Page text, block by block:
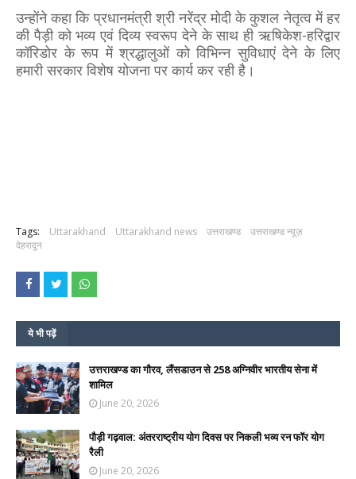
उन्होंने कहा कि प्रधानमंत्री श्री नरेंद्र मोदी के कुशल नेतृत्व में हर
की पैड़ी को भव्य एवं दिव्य स्वरूप देने के साथ ही ऋषिकेश-हरिद्वार
कॉरिडोर के रूप में श्रद्धालुओं को विभिन्न सुविधाएं देने के लिए
हमारी सरकार विशेष योजना पर कार्य कर रही है।
Tags: Uttarakhand Uttarakhand news उत्तराखण्ड
उत्तराखण्ड न्यूज़
देहरादून
ये भी पढ़ें
उत्तराखण्ड का गौरव, लैंसडाउन से 258 अग्निवीर भारतीय सेना में
शामिल
June 20, 2026
पौड़ी गढ़वाल: अंतरराष्ट्रीय योग दिवस पर निकली भव्य रन फॉर योग
रैली
June 20, 2026